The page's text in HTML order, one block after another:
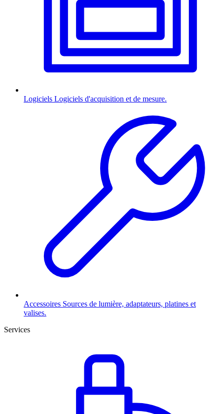
Logiciels Logiciels d'acquisition et de mesure.
Accessoires Sources de lumière, adaptateurs, platines et
valises.
Services